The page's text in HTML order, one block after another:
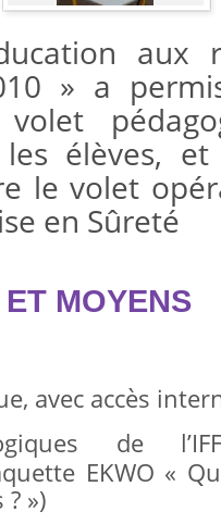
aux
» a
élèves,
le volet
en Sûreté
MOYENS
avec accès
de
EKWO «
»)